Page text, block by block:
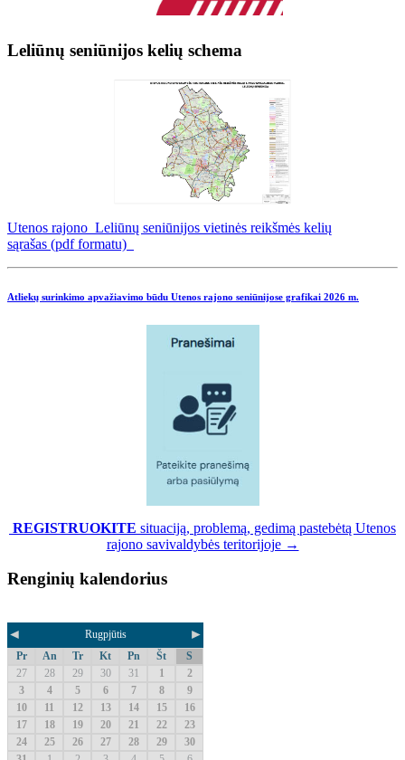
Leliūnų seniūnijos kelių schema
Utenos rajono Leliūnų seniūnijos vietinės reikšmės kelių
sąrašas (pdf formatu)
Atliekų surinkimo apvažiavimo būdu Utenos rajono seniūnijose grafikai 2026 m.
REGISTRUOKITE situaciją, problemą, gedimą pastebėtą Utenos
rajono savivaldybės teritorijoje →
Renginių kalendorius
◄ Rugpjūtis ►
Pr An Tr Kt Pn Št
S
27
28 29 30 31 1
2
3
4 5 6 7 8
9
10
11 12 13 14 15
16
17
18 19 20 21 22
23
24
25 26 27 28 29
30